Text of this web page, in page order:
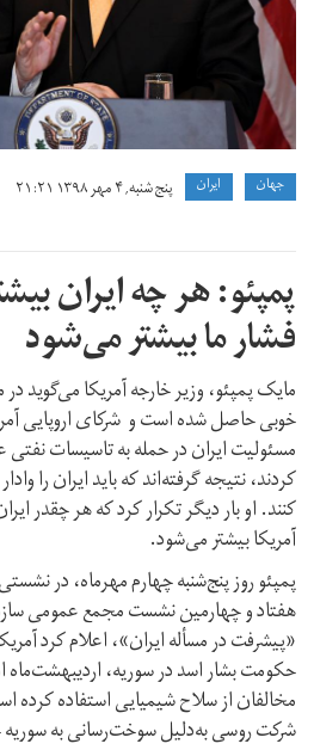
جهان ايران پنج شنبه, ۴ مهر ۱۳۹۸ ۲۱:۲۱
پمپئو: هر چه ایران
فشار ما بیشتر می‌شود
مایک پمپئو، وزیر خارجه آمریکا می‌گوید
خوبی حاصل شده است و شرکای اروپایی
مسئولیت ایران در حمله به تاسیسات
کردند، نتیجه گرفته‌اند که باید ایران را
کنند. او بار دیگر تکرار کرد که هر چقدر
آمریکا بیشتر می‌شود.
پمپئو روز پنج‌شنبه چهارم مهرماه، در
هفتاد و چهارمین نشست مجمع عمومی
«پیشرفت در مسأله ایران»، اعلام کرد
حکومت بشار اسد در سوریه، اردیبهشت‌ماه
مخالفان از سلاح شیمیایی استفاده
شرکت روسی به‌دلیل سوخت‌رسانی به سوریه